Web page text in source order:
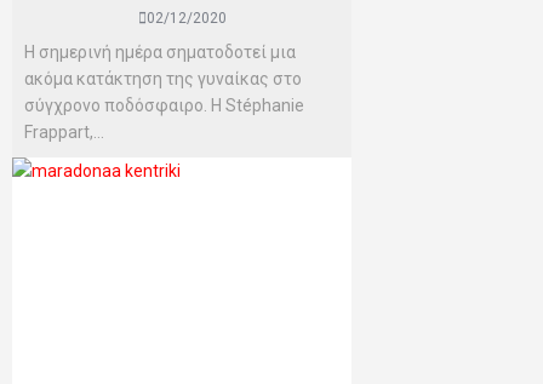
02/12/2020
Η σημερινή ημέρα σηματοδοτεί μια
ακόμα κατάκτηση της γυναίκας στο
σύγχρονο ποδόσφαιρο. Η Stéphanie
Frappart,...